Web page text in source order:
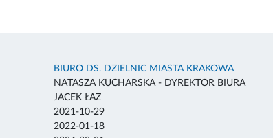
BIURO DS. DZIELNIC MIASTA KRAKOWA
NATASZA KUCHARSKA - DYREKTOR BIURA
JACEK ŁAZ
2021-10-29
2022-01-18